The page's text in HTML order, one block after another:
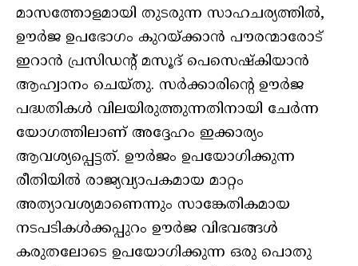
മാസത്തോളമായി തുടരുന്ന സാഹചര്യത്തിൽ,
ഊർജ ഉപഭോഗം കുറയ്ക്കാൻ പൗരന്മാരോട്
ഇറാൻ പ്രസിഡന്റ് മസൂദ് പെസെഷ്‌കിയാൻ
ആഹ്വാനം ചെയ്തു. സർക്കാരിന്റെ ഊർജ
പദ്ധതികൾ വിലയിരുത്തുന്നതിനായി ചേർന്ന
യോഗത്തിലാണ് അദ്ദേഹം ഇക്കാര്യം
ആവശ്യപ്പെട്ടത്. ഊർജം ഉപയോഗിക്കുന്ന
രീതിയിൽ രാജ്യവ്യാപകമായ മാറ്റം
അത്യാവശ്യമാണെന്നും സാങ്കേതികമായ
നടപടികൾക്കപ്പുറം ഊർജ വിഭവങ്ങൾ
കരുതലോടെ ഉപയോഗിക്കുന്ന ഒരു പൊതു